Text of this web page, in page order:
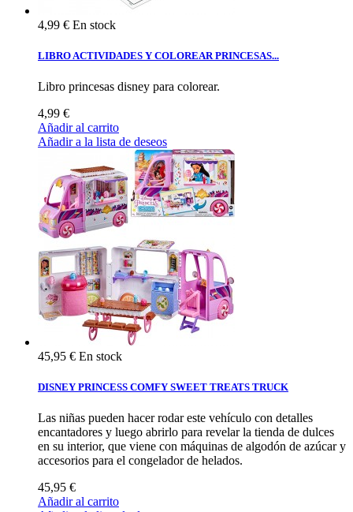
4,99 € En stock
LIBRO ACTIVIDADES Y COLOREAR PRINCESAS...
Libro princesas disney para colorear.
4,99 €
Añadir al carrito
Añadir a la lista de deseos
45,95 € En stock
DISNEY PRINCESS COMFY SWEET TREATS TRUCK
Las niñas pueden hacer rodar este vehículo con detalles
encantadores y luego abrirlo para revelar la tienda de dulces
en su interior, que viene con máquinas de algodón de azúcar y
accesorios para el congelador de helados.
45,95 €
Añadir al carrito